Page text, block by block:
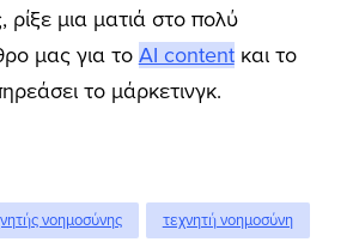
μια ματιά στο πολύ
μας για το AI contentκαι το
το μάρκετινγκ.
νοημοσύνης τεχνητή νοημοσύνη